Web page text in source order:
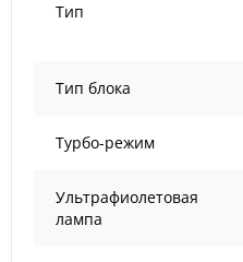
Тип
Тип блока
Турбо-режим
Ультрафиолетовая
лампа